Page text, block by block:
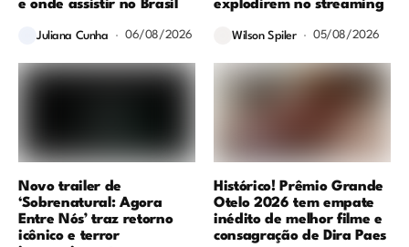
e onde assistir no Brasil
Juliana Cunha 06/08/2026
explodirem no streaming
Wilson Spiler 05/08/2026
Novo trailer de
‘Sobrenatural: Agora
Entre Nós’ traz retorno
icônico e terror
Histórico! Prêmio Grande
Otelo 2026 tem empate
inédito de melhor filme e
consagração de Dira Paes